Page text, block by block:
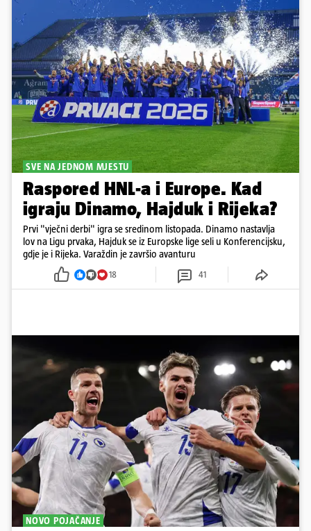
SVE NA JEDNOM MJESTU
Raspored HNL-a i Europe. Kad
igraju Dinamo, Hajduk i Rijeka?
Prvi "vječni derbi" igra se sredinom listopada. Dinamo nastavlja
lov na Ligu prvaka, Hajduk se iz Europske lige seli u Konferencijsku,
gdje je i Rijeka. Varaždin je završio avanturu
18 41
NOVO POJAČANJE